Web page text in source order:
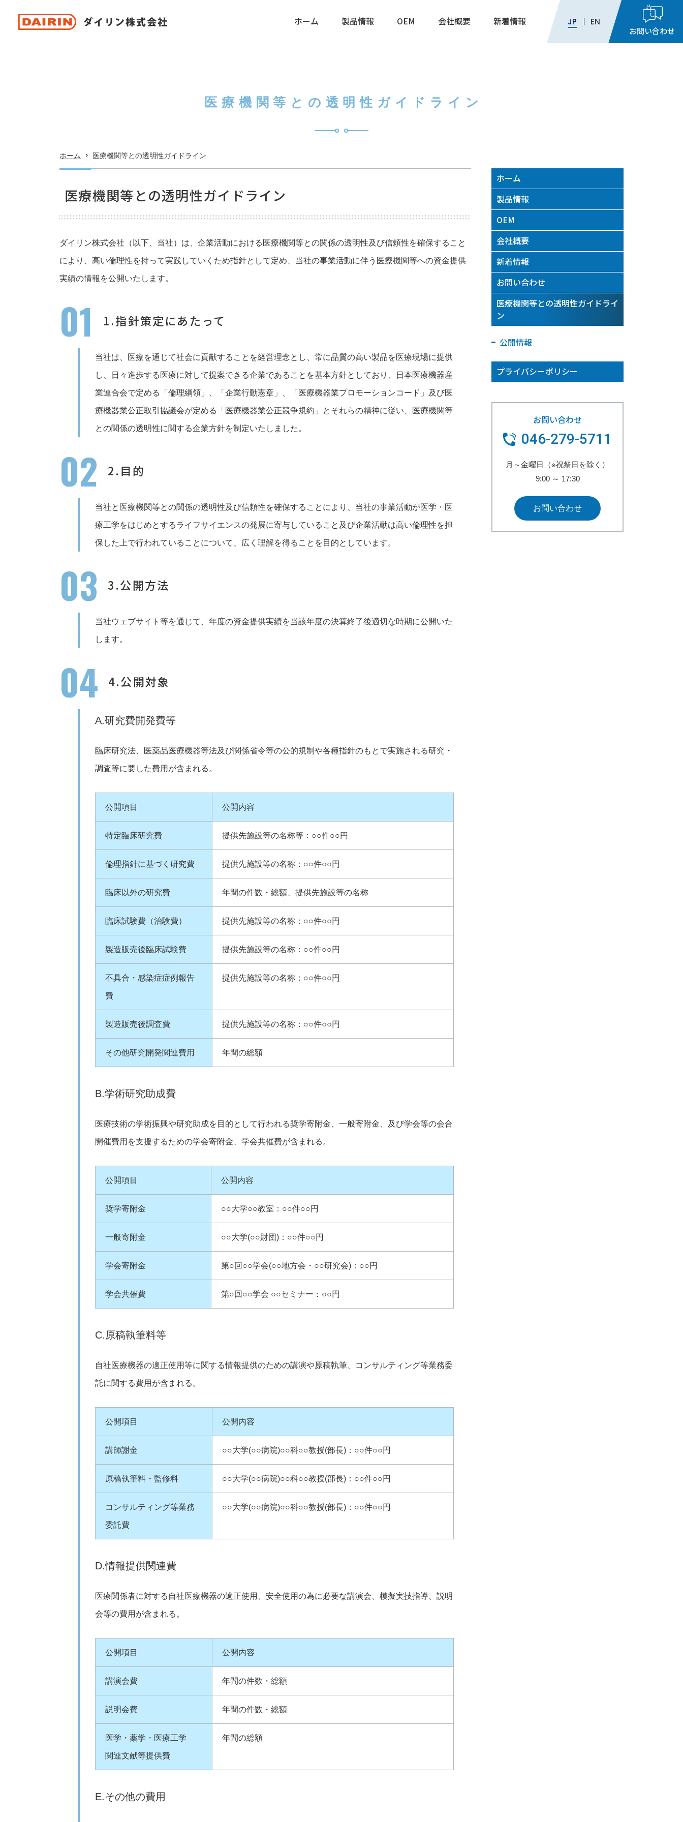
お問い合わせ
営業日
JP EN
ホーム 製品情報
クリーン関連製品
OEM 会社概要 新着情報
医療機関等との透明性ガイドライン
ホーム 医療機関等との透明性ガイドライン
医療機関等との透明性ガイドライン
ダイリン株式会社（以下、当社）は、企業活動における医療機関等との関係の透明性及び信頼性を確保すること
により、高い倫理性を持って実践していくため指針として定め、当社の事業活動に伴う医療機関等への資金提供
実績の情報を公開いたします。
01 1.指針策定にあたって
当社は、医療を通じて社会に貢献することを経営理念とし、常に品質の高い製品を医療現場に提供
し、日々進歩する医療に対して提案できる企業であることを基本方針としており、日本医療機器産
業連合会で定める「倫理綱領」、「企業行動憲章」、「医療機器業プロモーションコード」及び医
療機器業公正取引協議会が定める「医療機器業公正競争規約」とそれらの精神に従い、医療機関等
との関係の透明性に関する企業方針を制定いたしました。
02 2.目的
当社と医療機関等との関係の透明性及び信頼性を確保することにより、当社の事業活動が医学・医
療工学をはじめとするライフサイエンスの発展に寄与していること及び企業活動は高い倫理性を担
保した上で行われていることについて、広く理解を得ることを目的としています。
03 3.公開方法
当社ウェブサイト等を通じて、年度の資金提供実績を当該年度の決算終了後適切な時期に公開いた
します。
04 4.公開対象
A.研究費開発費等
臨床研究法、医薬品医療機器等法及び関係省令等の公的規制や各種指針のもとで実施される研究・
調査等に要した費用が含まれる。
公開項目 公開内容
特定臨床研究費 提供先施設等の名称等：○○件○○円
倫理指針に基づく研究費 提供先施設等の名称：○○件○○円
臨床以外の研究費 年間の件数・総額、提供先施設等の名称
臨床試験費（治験費） 提供先施設等の名称：○○件○○円
製造販売後臨床試験費 提供先施設等の名称：○○件○○円
不具合・感染症症例報告
費
提供先施設等の名称：○○件○○円
製造販売後調査費 提供先施設等の名称：○○件○○円
その他研究開発関連費用 年間の総額
B.学術研究助成費
医療技術の学術振興や研究助成を目的として行われる奨学寄附金、一般寄附金、及び学会等の会合
開催費用を支援するための学会寄附金、学会共催費が含まれる。
公開項目 公開内容
奨学寄附金 ○○大学○○教室：○○件○○円
一般寄附金 ○○大学(○○財団)：○○件○○円
学会寄附金 第○回○○学会(○○地方会・○○研究会)：○○円
学会共催費 第○回○○学会 ○○セミナー：○○円
C.原稿執筆料等
自社医療機器の適正使用等に関する情報提供のための講演や原稿執筆、コンサルティング等業務委
託に関する費用が含まれる。
公開項目 公開内容
講師謝金 ○○大学(○○病院)○○科○○教授(部長)：○○件○○円
原稿執筆料・監修料 ○○大学(○○病院)○○科○○教授(部長)：○○件○○円
コンサルティング等業務
委託費
○○大学(○○病院)○○科○○教授(部長)：○○件○○円
D.情報提供関連費
医療関係者に対する自社医療機器の適正使用、安全使用の為に必要な講演会、模擬実技指導、説明
会等の費用が含まれる。
公開項目 公開内容
講演会費 年間の件数・総額
説明会費 年間の件数・総額
医学・薬学・医療工学
関連文献等提供費
年間の総額
E.その他の費用
ホーム
製品情報
OEM
会社概要
新着情報
お問い合わせ
医療機関等との透明性ガイドライ
ン
公開情報
プライバシーポリシー
お問い合わせ
046-279-5711
月～金曜日（※祝祭日を除く）
9:00～ 17:30
お問い合わせ